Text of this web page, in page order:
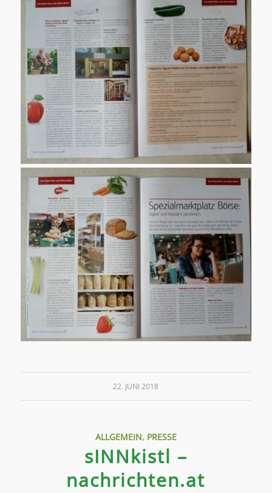
22. JUNI 2018
ALLGEMEIN, PRESSE
sINNkistl –
nachrichten.at